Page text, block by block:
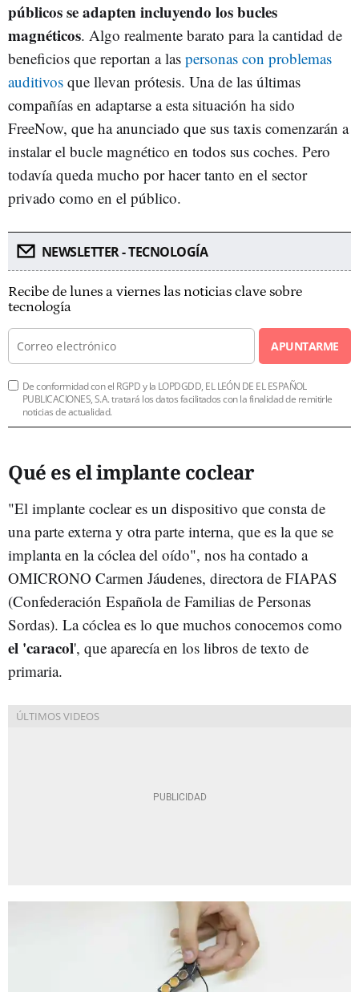
públicos se adapten incluyendo los bucles
magnéticos. Algo realmente barato para la cantidad de
beneficios que reportan a las personas con problemas
auditivos que llevan prótesis. Una de las últimas
compañías en adaptarse a esta situación ha sido
FreeNow, que ha anunciado que sus taxis comenzarán a
instalar el bucle magnético en todos sus coches. Pero
todavía queda mucho por hacer tanto en el sector
privado como en el público.
NEWSLETTER - TECNOLOGÍA
Recibe de lunes a viernes las noticias clave sobre
tecnología
APUNTARME
De conformidad con el RGPD y la LOPDGDD, EL LEÓN DE EL ESPAÑOL
PUBLICACIONES, S.A. tratará los datos facilitados con la finalidad de remitirle
noticias de actualidad.
Qué es el implante coclear
"El implante coclear es un dispositivo que consta de
una parte externa y otra parte interna, que es la que se
implanta en la cóclea del oído", nos ha contado a
OMICRONO Carmen Jáudenes, directora de FIAPAS
(Confederación Española de Familias de Personas
Sordas). La cóclea es lo que muchos conocemos como
el 'caracol', que aparecía en los libros de texto de
primaria.